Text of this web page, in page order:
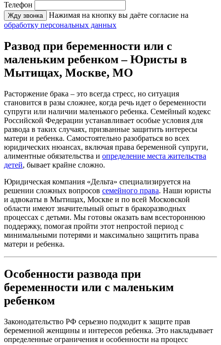
Телефон
Жду звонка
Нажимая на кнопку вы даёте согласие на
обработку персональных данных
Развод при беременности или с
маленьким ребенком – Юристы в
Мытищах, Москве, МО
Расторжение брака – это всегда стресс, но ситуация
становится в разы сложнее, когда речь идет о беременности
супруги или наличии маленького ребенка. Семейный кодекс
Российской Федерации устанавливает особые условия для
развода в таких случаях, призванные защитить интересы
матери и ребенка. Самостоятельно разобраться во всех
юридических нюансах, включая права беременной супруги,
алиментные обязательства и определение места жительства
детей, бывает крайне сложно.
Юридическая компания «Дельта» специализируется на
решении сложных вопросов семейного права. Наши юристы
и адвокаты в Мытищах, Москве и по всей Московской
области имеют значительный опыт в бракоразводных
процессах с детьми. Мы готовы оказать вам всестороннюю
поддержку, помогая пройти этот непростой период с
минимальными потерями и максимально защитить права
матери и ребенка.
Особенности развода при
беременности или с маленьким
ребенком
Законодательство РФ серьезно подходит к защите прав
беременной женщины и интересов ребенка. Это накладывает
определенные ограничения и особенности на процесс